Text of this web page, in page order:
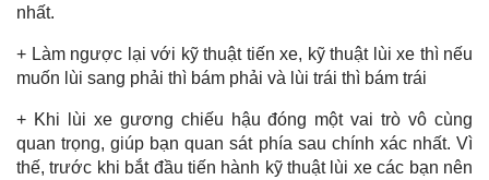
nhất.
+ Làm ngược lại với kỹ thuật tiến xe, kỹ thuật lùi xe thì nếu
muốn lùi sang phải thì bám phải và lùi trái thì bám trái
+ Khi lùi xe gương chiếu hậu đóng một vai trò vô cùng
quan trọng, giúp bạn quan sát phía sau chính xác nhất. Vì
thế, trước khi bắt đầu tiến hành kỹ thuật lùi xe các bạn nên